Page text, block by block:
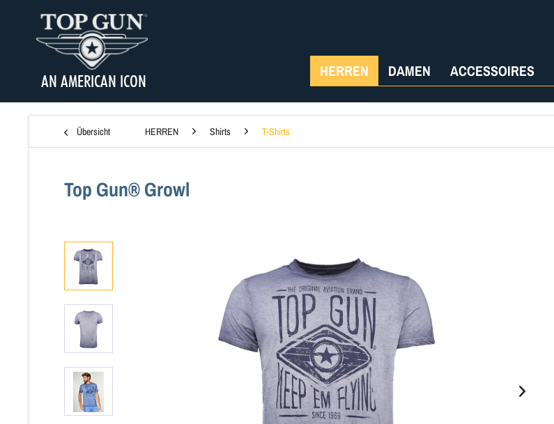
AN AMERICAN ICON
HERREN DAMEN ACCESSOIRES
Übersicht HERREN Shirts T-Shirts
Top Gun® Growl